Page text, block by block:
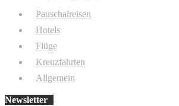
Pauschalreisen
Hotels
Flüge
Kreuzfahrten
Allgemein
Newsletter